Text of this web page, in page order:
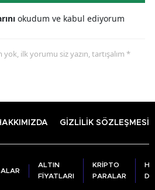
okudum ve kabul ediyorum
ilk yorumu siz yazın, tartışalım *
GİZLİLİK SÖZLEŞMESİ
ALTIN
FİYATLARI
KRİPTO
PARALAR